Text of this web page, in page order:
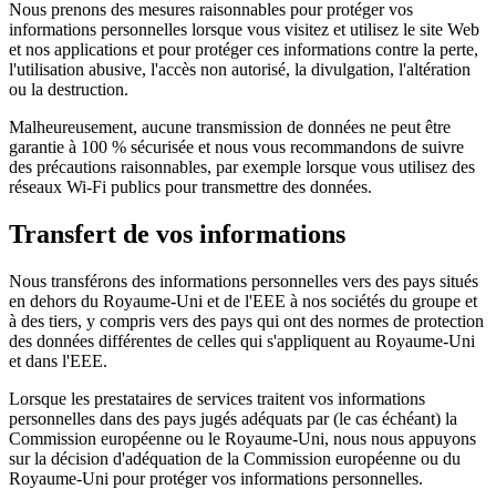
Nous prenons des mesures raisonnables pour protéger vos
informations personnelles lorsque vous visitez et utilisez le site Web
et nos applications et pour protéger ces informations contre la perte,
l'utilisation abusive, l'accès non autorisé, la divulgation, l'altération
ou la destruction.
Malheureusement, aucune transmission de données ne peut être
garantie à 100 % sécurisée et nous vous recommandons de suivre
des précautions raisonnables, par exemple lorsque vous utilisez des
réseaux Wi-Fi publics pour transmettre des données.
Transfert de vos informations
Nous transférons des informations personnelles vers des pays situés
en dehors du Royaume-Uni et de l'EEE à nos sociétés du groupe et
à des tiers, y compris vers des pays qui ont des normes de protection
des données différentes de celles qui s'appliquent au Royaume-Uni
et dans l'EEE.
Lorsque les prestataires de services traitent vos informations
personnelles dans des pays jugés adéquats par (le cas échéant) la
Commission européenne ou le Royaume-Uni, nous nous appuyons
sur la décision d'adéquation de la Commission européenne ou du
Royaume-Uni pour protéger vos informations personnelles.